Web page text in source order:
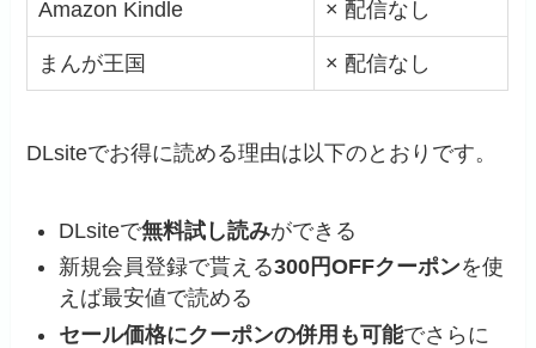
Amazon Kindle × 配信なし
まんが王国 × 配信なし
DLsiteでお得に読める理由は以下のとおりです。
DLsiteで無料試し読みができる
新規会員登録で貰える300円OFFクーポンを使
えば最安値で読める
セール価格にクーポンの併用も可能でさらに